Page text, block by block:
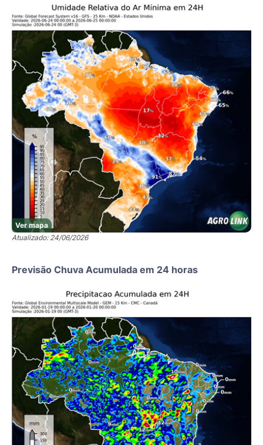
Ver mapa
Atualizado: 24/06/2026
Previsão Chuva Acumulada em 24 horas